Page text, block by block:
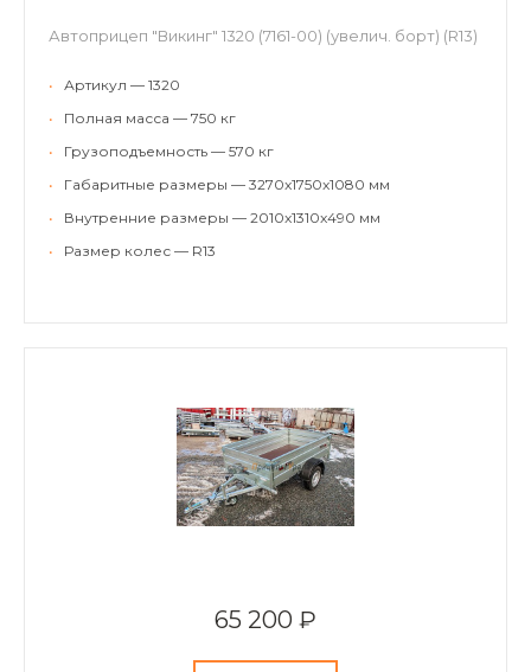
Автоприцеп "Викинг" 1320 (7161-00) (увелич. борт) (R13)
•
Артикул — 1320
•
Полная масса — 750 кг
•
Грузоподъемность — 570 кг
•
Габаритные размеры — 3270x1750x1080 мм
•
Внутренние размеры — 2010x1310x490 мм
•
Размер колес — R13
65 200 ₽